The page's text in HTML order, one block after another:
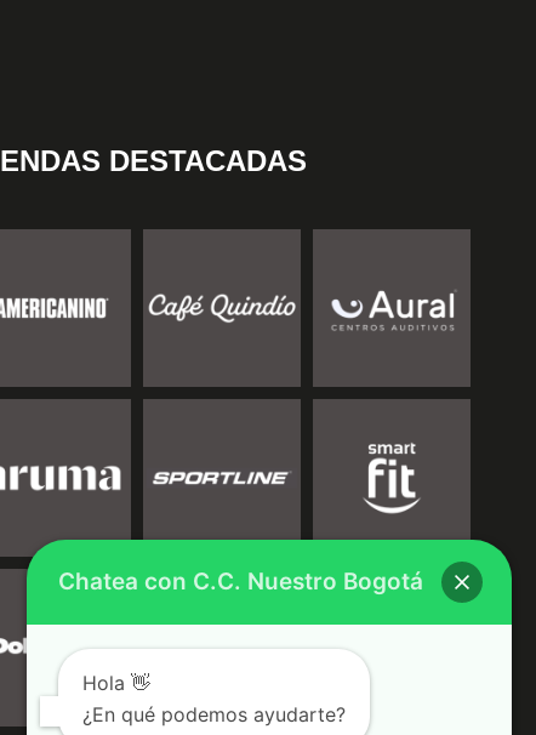
DESTACADAS
Chatea con C.C. Nuestro Bogotá
Hola 👋
¿En qué podemos ayudarte?